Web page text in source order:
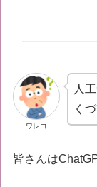
ワレコ
人
く
皆さんは